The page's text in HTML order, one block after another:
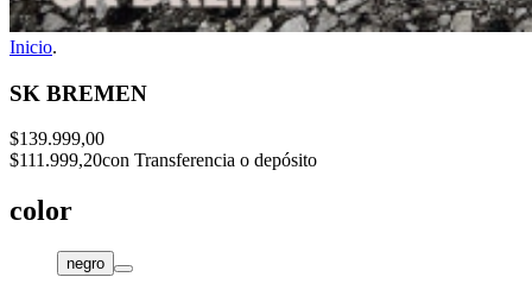
Inicio.
SK BREMEN
$139.999,00
$111.999,20con Transferencia o depósito
color
negro